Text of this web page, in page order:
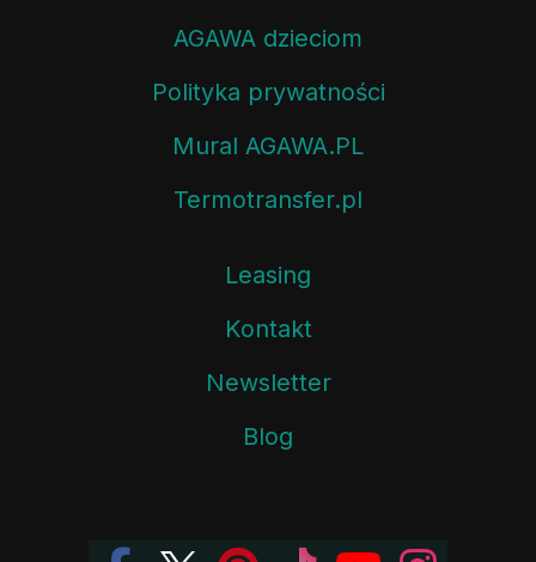
AGAWA dzieciom
Polityka prywatności
Mural AGAWA.PL
Termotransfer.pl
Leasing
Kontakt
Newsletter
Blog